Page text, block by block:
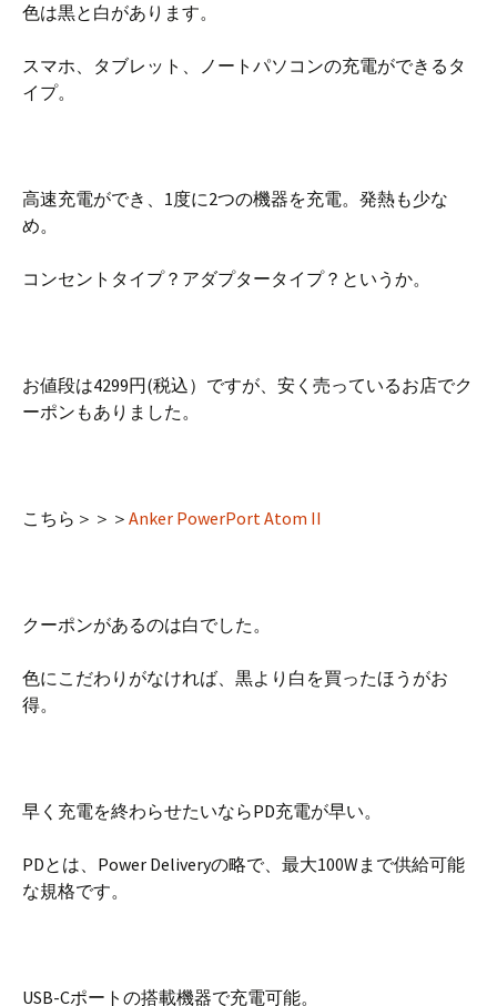
色は黒と白があります。
スマホ、タブレット、ノートパソコンの充電ができるタ
イプ。
高速充電ができ、1度に2つの機器を充電。発熱も少な
め。
コンセントタイプ？アダプタータイプ？というか。
お値段は4299円(税込）ですが、安く売っているお店でク
ーポンもありました。
こちら＞＞＞ Anker PowerPort Atom II
クーポンがあるのは白でした。
色にこだわりがなければ、黒より白を買ったほうがお
得。
早く充電を終わらせたいならPD充電が早い。
PDとは、Power Deliveryの略で、最大100Wまで供給可能
な規格です。
USB-Cポートの搭載機器で充電可能。